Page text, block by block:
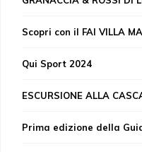
Scopri con il FAI VILLA
Qui Sport 2024
ESCURSIONE ALLA
Prima edizione della